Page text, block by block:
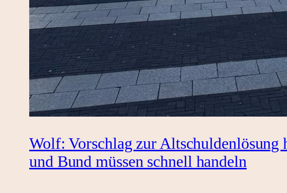
Wolf: Vorschlag zur Altschuldenlösung
und Bund müssen schnell handeln